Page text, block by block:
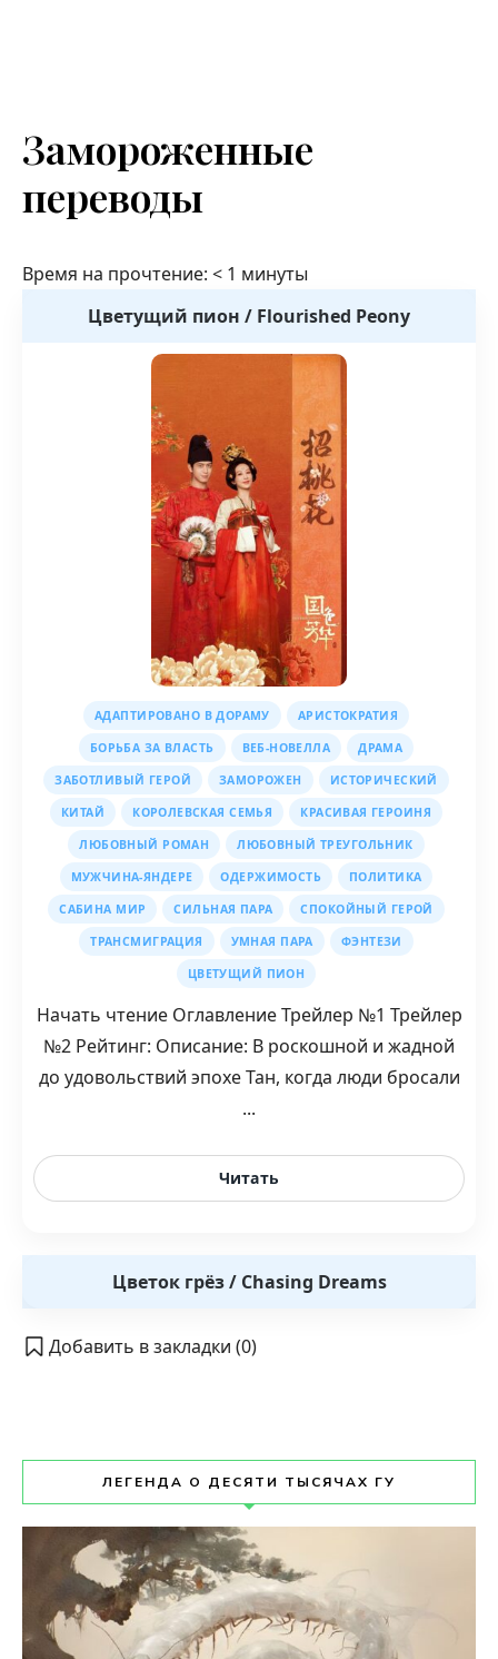
Замороженные
переводы
Время на прочтение: < 1 минуты
Цветущий пион / Flourished Peony
АДАПТИРОВАНО В ДОРАМУ АРИСТОКРАТИЯ
БОРЬБА ЗА ВЛАСТЬ ВЕБ-НОВЕЛЛА ДРАМА
ЗАБОТЛИВЫЙ ГЕРОЙ ЗАМОРОЖЕН ИСТОРИЧЕСКИЙ
КИТАЙ КОРОЛЕВСКАЯ СЕМЬЯ КРАСИВАЯ ГЕРОИНЯ
ЛЮБОВНЫЙ РОМАН ЛЮБОВНЫЙ ТРЕУГОЛЬНИК
МУЖЧИНА-ЯНДЕРЕ ОДЕРЖИМОСТЬ ПОЛИТИКА
САБИНА МИР СИЛЬНАЯ ПАРА СПОКОЙНЫЙ ГЕРОЙ
ТРАНСМИГРАЦИЯ УМНАЯ ПАРА ФЭНТЕЗИ
ЦВЕТУЩИЙ ПИОН
Начать чтение Оглавление Трейлер №1 Трейлер
№2 Рейтинг: Описание: В роскошной и жадной
до удовольствий эпохе Тан, когда люди бросали
...
Читать
Цветок грёз / Chasing Dreams
Добавить в закладки (0)
ЛЕГЕНДА О ДЕСЯТИ ТЫСЯЧАХ ГУ